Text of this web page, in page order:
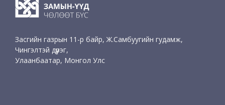
Засгийн газрын 11-р байр, Ж.Самбуугийн гудамж,
Чингэлтэй дүүрэг,
Улаанбаатар, Монгол Улс